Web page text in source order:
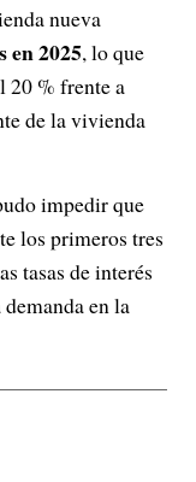
nueva
en 2025, lo que
20 % frente a
de la vivienda
impedir que
los primeros tres
tasas de interés
en la